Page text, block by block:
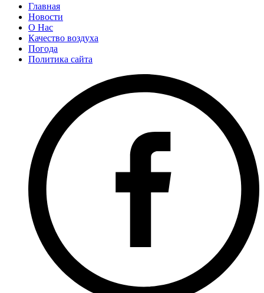
Главная
Новости
О Нас
Качество воздуха
Погода
Политика сайта